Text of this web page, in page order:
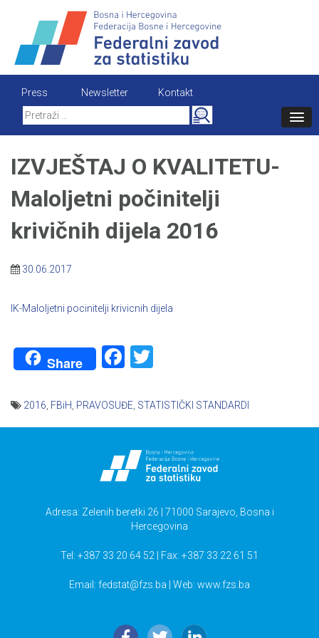
content
Press Newsletter
Kontakt
Search
for:
IZVJEŠTAJ O KVALITETU-
Maloljetni počinitelji
krivičnih dijela 2016
30.06.2017
IK-Maloljetni pocinitelji krivicnih dijela
Share Facebook
2016 FBiH PRAVOSUĐE STATISTIČKI STANDARDI
Adresa: Zelenih beretki 26 | 71000 Sarajevo, Bosna i
Hercegovina
Tel: +387 33 20 64 52 | Fax: +387 33 22 61 51
Email: fedstat@fzs.ba | Web: www.fzs.ba